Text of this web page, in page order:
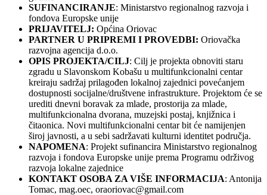
SUFINANCIRANJE: Ministarstvo regionalnog razvoja i
fondova Europske unije
PRIJAVITELJ: Općina Oriovac
PARTNER U PRIPREMI I PROVEDBI: Oriovačka
razvojna agencija d.o.o.
OPIS PROJEKTA/CILJ: Cilj je projekta obnoviti staru
zgradu u Slavonskom Kobašu u multifunkcionalni centar
kreiraju sadržaj prilagođen lokalnoj zajednici povećanjem
dostupnosti socijalne/društvene infrastrukture. Projektom će se
urediti dnevni boravak za mlade, prostorija za mlade,
multifunkcionalna dvorana, muzejski postaj, knjižnica i
čitaonica. Novi multifunkcionalni centar bit će namijenjen
široj javnosti, a u sebi sadržavati kulturni identitet područja.
NAPOMENA: Projekt sufinancira Ministarstvo regionalnog
razvoja i fondova Europske unije prema Programu održivog
razvoja lokalne zajednice
KONTAKT OSOBA ZA VIŠE INFORMACIJA: Antonija
Tomac, mag.oec, oraoriovac@gmail.com